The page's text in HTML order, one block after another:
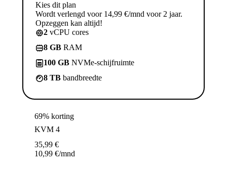
Kies dit plan
Wordt verlengd voor 14,99 €/mnd voor 2 jaar.
Opzeggen kan altijd!
2 vCPU cores
8 GB RAM
100 GB NVMe-schijfruimte
8 TB bandbreedte
69% korting
KVM 4
35,99 €
10,99 €/mnd